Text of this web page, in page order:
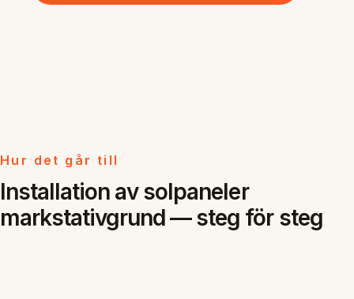
Hur det går till
Installation av solpaneler
markstativgrund — steg för steg